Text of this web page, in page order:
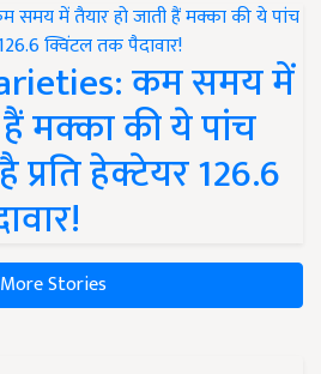
कम समय में
मक्का की ये पांच
प्रति हेक्टेयर 126.6
More Stories